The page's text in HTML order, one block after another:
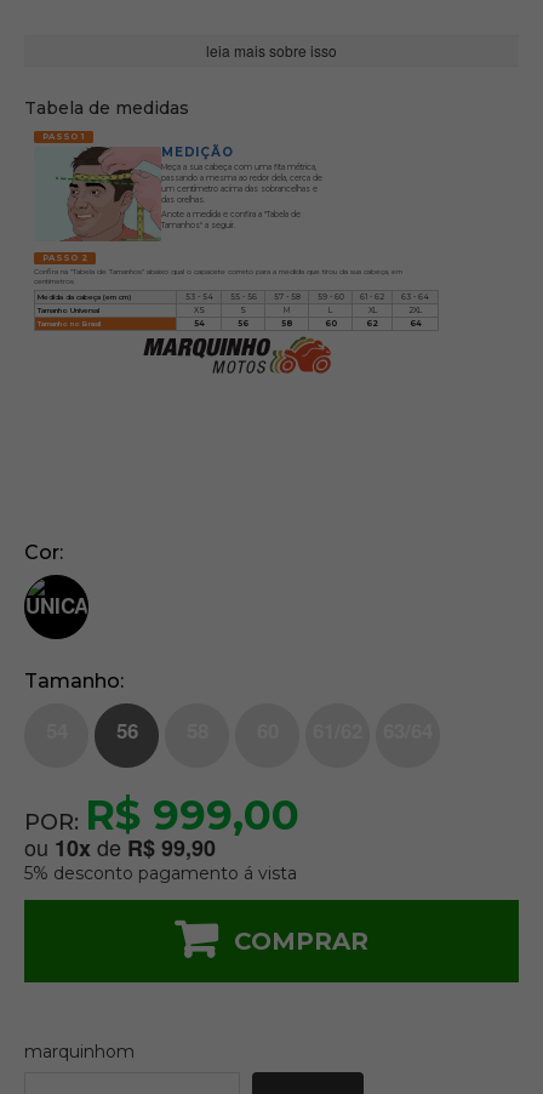
leia mais sobre isso
Tabela de medidas
PASSO 1
MEDIÇÃO
Meça a sua cabeça com uma fita métrica,
passando a mesma ao redor dela, cerca de
um centímetro acima das sobrancelhas e
das orelhas.
Anote a medida e confira a "Tabela de
Tamanhos" a seguir.
PASSO 2
Confira na "Tabela de Tamanhos" abaixo qual o capacete correto para a medida que tirou da sua cabeça, em
centímetros
Medida da cabeça (em cm)
53 - 54 55 - 56 57 - 58 59 - 60 61 - 62
63 - 64
Tamanho Universal
XS S M L XL
2XL
Tamanho no Brasil
54 56 58 60 62 64
Cor
Tamanho
56
POR: R$ 999,00
ou 10xde R$ 99,90
5% desconto pagamento á vista
COMPRAR
marquinhom